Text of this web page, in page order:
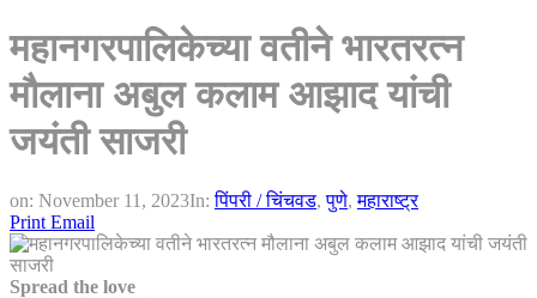
महानगरपालिकेच्या वतीने भारतरत्न
मौलाना अबुल कलाम आझाद यांची
जयंती साजरी
on: November 11, 2023In:पिंपरी / चिंचवड,पुणे,महाराष्ट्र
Print Email
Spread the love